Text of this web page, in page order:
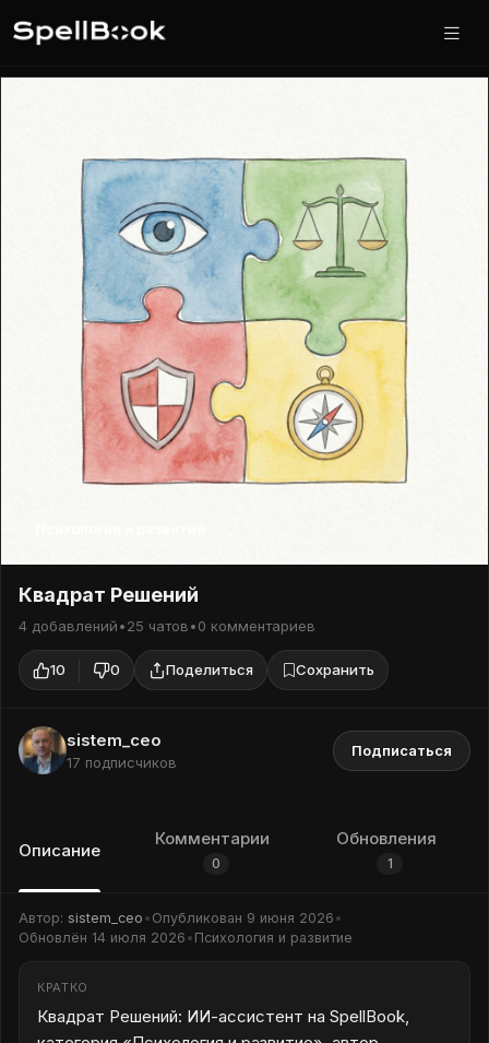
Квадрат Решений
4 добавлений•25 чатов•0 комментариев
10 0 Поделиться Сохранить
sistem_ceo
17 подписчиков
Подписаться
Описание
Комментарии
0
Обновления
1
Автор: sistem_ceo • Опубликован 9 июня 2026 •
Обновлён 14 июля 2026 • Психология и развитие
КРАТКО
Квадрат Решений: ИИ-ассистент на SpellBook,